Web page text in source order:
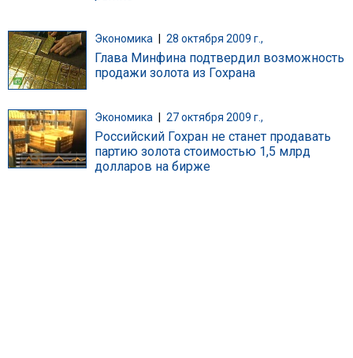
Экономика 28 октября 2009 г.,
Глава Минфина подтвердил возможность
продажи золота из Гохрана
Экономика 27 октября 2009 г.,
Российский Гохран не станет продавать
партию золота стоимостью 1,5 млрд
долларов на бирже